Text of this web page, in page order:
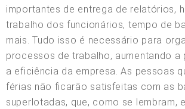
importantes de entrega de relatórios,
trabalho dos funcionários, tempo de
mais. Tudo isso é necessário para
processos de trabalho, aumentando a
a eficiência da empresa. As pessoas
férias não ficarão satisfeitas com as
superlotadas, que, como se lembram,